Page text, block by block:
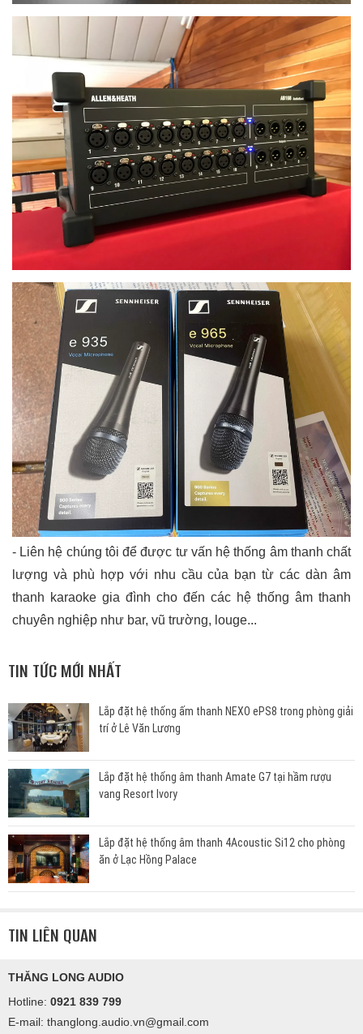
- Liên hệ chúng tôi để được tư vấn hệ thống âm thanh chất
lượng và phù hợp với nhu cầu của bạn từ các dàn âm
thanh karaoke gia đình cho đến các hệ thống âm thanh
chuyên nghiệp như bar, vũ trường, louge...
TIN TỨC MỚI NHẤT
Lắp đặt hệ thống ấm thanh NEXO ePS8 trong phòng giải
trí ở Lê Văn Lương
Lắp đặt hệ thống âm thanh Amate G7 tại hầm rượu
vang Resort Ivory
Lắp đặt hệ thống âm thanh 4Acoustic Si12 cho phòng
ăn ở Lạc Hồng Palace
TIN LIÊN QUAN
THĂNG LONG AUDIO
Hotline: 0921 839 799
E-mail: thanglong.audio.vn@gmail.com